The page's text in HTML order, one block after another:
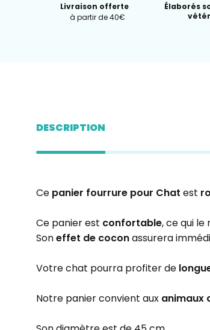
Élaborés
Livraison offerte
à partir de 40€
DESCRIPTION
Ce panier fourrure pour Chat est
Ce panier est confortable, ce qui le
Soneffet de coconassurera
Votre chat pourra profiter de
Notre panier convient aux animaux